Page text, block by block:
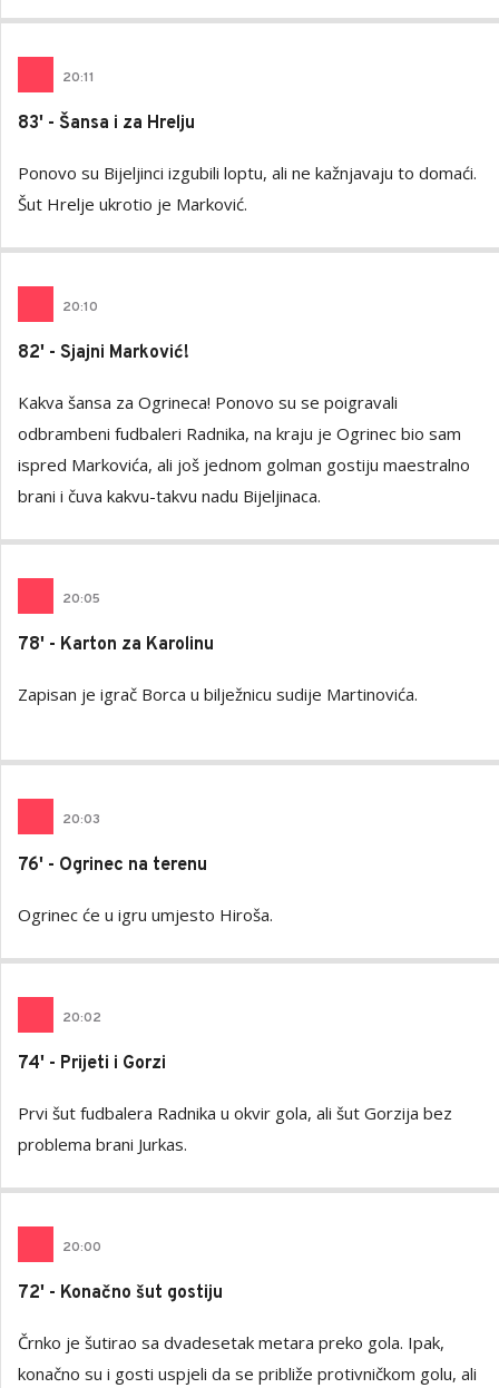
20:11
83' - Šansa i za Hrelju
Ponovo su Bijeljinci izgubili loptu, ali ne kažnjavaju to domaći.
Šut Hrelje ukrotio je Marković.
20:10
82' - Sjajni Marković!
Kakva šansa za Ogrineca! Ponovo su se poigravali
odbrambeni fudbaleri Radnika, na kraju je Ogrinec bio sam
ispred Markovića, ali još jednom golman gostiju maestralno
brani i čuva kakvu-takvu nadu Bijeljinaca.
20:05
78' - Karton za Karolinu
Zapisan je igrač Borca u bilježnicu sudije Martinovića.
20:03
76' - Ogrinec na terenu
Ogrinec će u igru umjesto Hiroša.
20:02
74' - Prijeti i Gorzi
Prvi šut fudbalera Radnika u okvir gola, ali šut Gorzija bez
problema brani Jurkas.
20:00
72' - Konačno šut gostiju
Črnko je šutirao sa dvadesetak metara preko gola. Ipak,
konačno su i gosti uspjeli da se približe protivničkom golu, ali